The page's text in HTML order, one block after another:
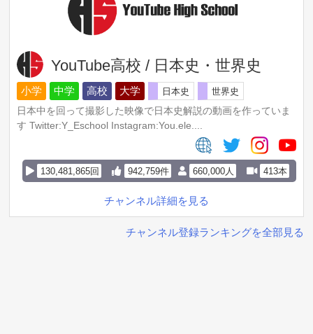
YouTube高校 / 日本史・世界史
小学 中学 高校 大学 日本史
世界史
日本中を回って撮影した映像で日本史解説の動画を作っていま
す Twitter:Y_Eschool Instagram:You.ele....
660,000人 413本
130,481,865回 942,759件
チャンネル詳細を見る
チャンネル登録ランキングを全部見る